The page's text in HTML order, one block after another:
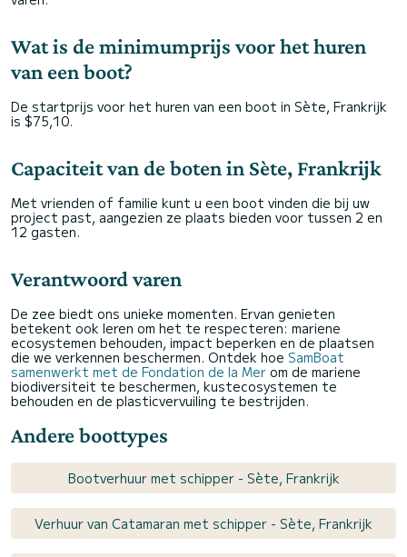
Wat is de minimumprijs voor het huren
van een boot?
De startprijs voor het huren van een boot in Sète, Frankrijk
is $75,10.
Capaciteit van de boten in Sète, Frankrijk
Met vrienden of familie kunt u een boot vinden die bij uw
project past, aangezien ze plaats bieden voor tussen 2 en
12 gasten.
Verantwoord varen
De zee biedt ons unieke momenten. Ervan genieten
betekent ook leren om het te respecteren: mariene
ecosystemen behouden, impact beperken en de plaatsen
die we verkennen beschermen. Ontdek hoe SamBoat
samenwerkt met de Fondation de la Mer om de mariene
biodiversiteit te beschermen, kustecosystemen te
behouden en de plasticvervuiling te bestrijden.
Andere boottypes
Bootverhuur met schipper - Sète, Frankrijk
Verhuur van Catamaran met schipper - Sète, Frankrijk